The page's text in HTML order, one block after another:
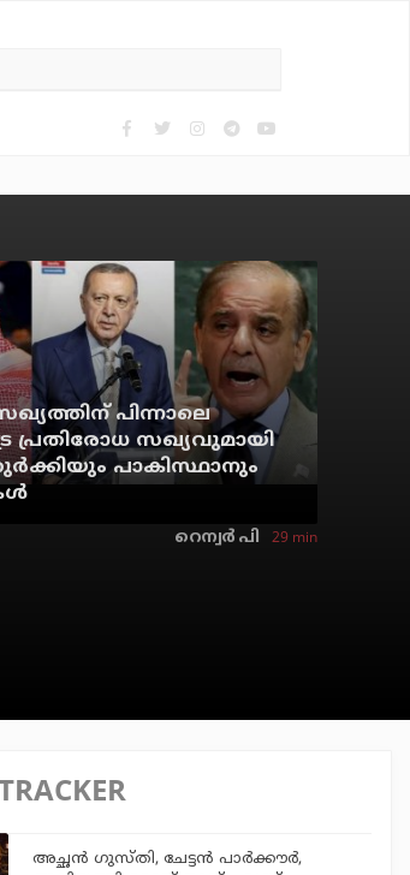
പിന്നാലെ
പ്രതിരോധ സഖ്യവുമായി
പാകിസ്ഥാനും
റെന്വര്‍ പി 29 min
അച്ഛന്‍ ഗുസ്തി, ചേട്ടന്‍ പാര്‍ക്കൗര്‍,